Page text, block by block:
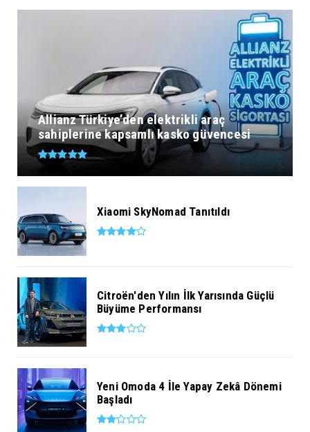
Allianz Türkiye’den elektrikli araç
sahiplerine kapsamlı kasko güvencesi
Xiaomi SkyNomad Tanıtıldı
Citroën'den Yılın İlk Yarısında Güçlü
Büyüme Performansı
Yeni Omoda 4 İle Yapay Zekâ Dönemi
Başladı